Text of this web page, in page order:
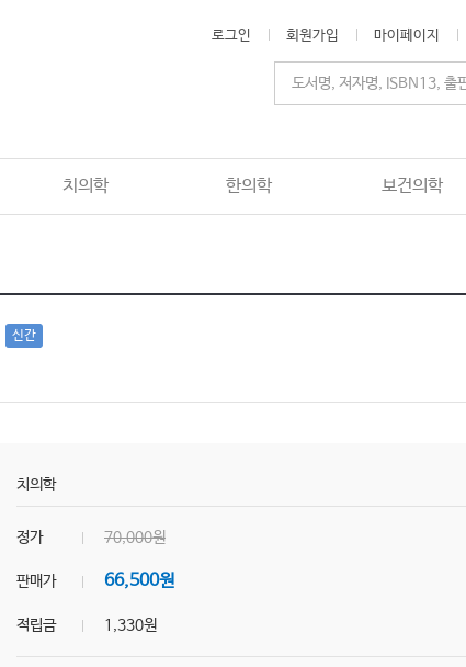
로그인 회원가입 마이페이지
치의학 한의학 보건의학
신간
치의학
정가 70,000원
판매가 66,500원
적립금 1,330원